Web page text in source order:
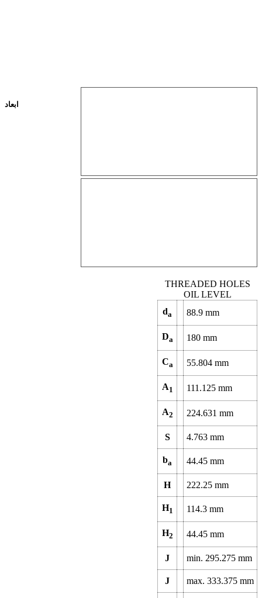
ابعاد
da 88.9 mm
Da 180 mm
Ca 55.804 mm
A1 111.125 mm
A2 224.631 mm
S 4.763 mm
ba 44.45 mm
H 222.25 mm
H1 114.3 mm
H2 44.45 mm
J min. 295.275 mm
J max. 333.375 mm
THREADED HOLES
OIL LEVEL